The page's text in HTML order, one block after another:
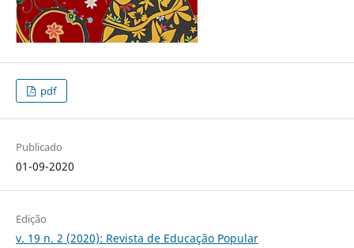
pdf
Publicado
01-09-2020
Edição
v. 19 n. 2 (2020): Revista de Educação Popular